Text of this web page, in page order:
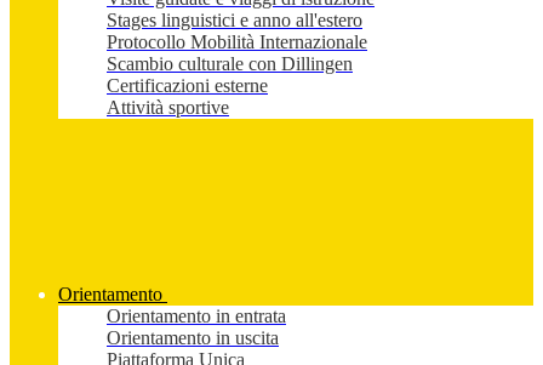
Stages linguistici e anno all'estero
Protocollo Mobilità Internazionale
Scambio culturale con Dillingen
Certificazioni esterne
Attività sportive
Orientamento
Orientamento in entrata
Orientamento in uscita
Piattaforma Unica